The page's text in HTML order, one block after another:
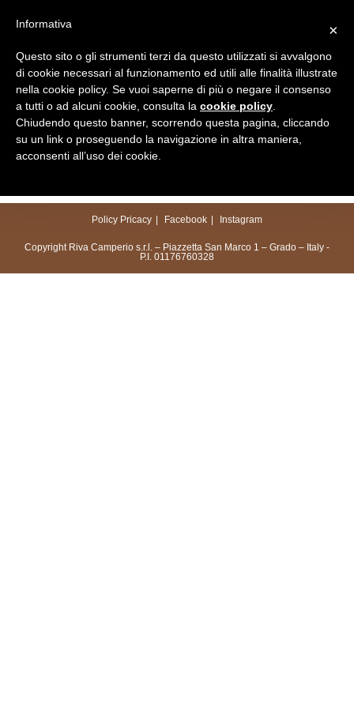
Menu
Policy Pricacy Facebook Instagram
Copyright Riva Camperio s.r.l. – Piazzetta San Marco 1 – Grado – Italy -
P.I. 01176760328
×
Informativa
Questo sito o gli strumenti terzi da questo utilizzati si avvalgono
di cookie necessari al funzionamento ed utili alle finalità illustrate
nella cookie policy. Se vuoi saperne di più o negare il consenso
a tutti o ad alcuni cookie, consulta la cookie policy
Chiudendo questo banner, scorrendo questa pagina, cliccando
su un link o proseguendo la navigazione in altra maniera,
acconsenti all’uso dei cookie.